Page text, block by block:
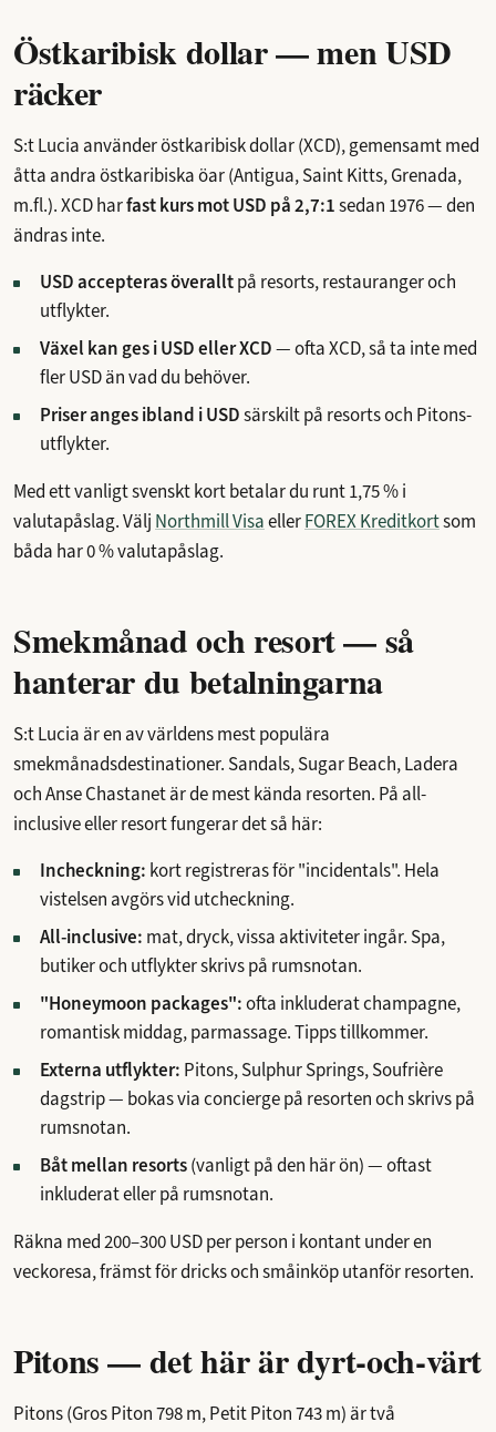
Östkaribisk dollar — men USD
räcker
S:t Lucia använder östkaribisk dollar (XCD), gemensamt med
åtta andra östkaribiska öar (Antigua, Saint Kitts, Grenada,
m.fl.). XCD harfast kurs mot USD på 2,7:1sedan 1976 — den
ändras inte.
USD accepteras överalltpå resorts, restauranger och
utflykter.
Växel kan ges i USD eller XCD— ofta XCD, så ta inte med
fler USD än vad du behöver.
Priser anges ibland i USDsärskilt på resorts och Pitons-
utflykter.
Med ett vanligt svenskt kort betalar du runt 1,75 % i
valutapåslag. Välj Northmill VisaellerFOREX Kreditkortsom
båda har 0 % valutapåslag.
Smekmånad och resort — så
hanterar du betalningarna
S:t Lucia är en av världens mest populära
smekmånadsdestinationer. Sandals, Sugar Beach, Ladera
och Anse Chastanet är de mest kända resorten. På all-
inclusive eller resort fungerar det så här:
Incheckning: kort registreras för "incidentals". Hela
vistelsen avgörs vid utcheckning.
All-inclusive: mat, dryck, vissa aktiviteter ingår. Spa,
butiker och utflykter skrivs på rumsnotan.
"Honeymoon packages":ofta inkluderat champagne,
romantisk middag, parmassage. Tipps tillkommer.
Externa utflykter: Pitons, Sulphur Springs, Soufrière
dagstrip — bokas via concierge på resorten och skrivs på
rumsnotan.
Båt mellan resorts(vanligt på den här ön) — oftast
inkluderat eller på rumsnotan.
Räkna med 200–300 USD per person i kontant under en
veckoresa, främst för dricks och småinköp utanför resorten.
Pitons — det här är dyrt-och-värt
Pitons (Gros Piton 798 m, Petit Piton 743 m) är två